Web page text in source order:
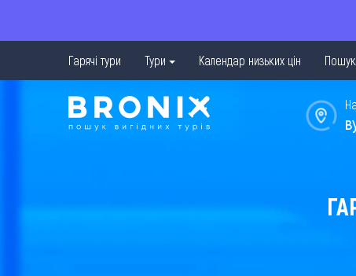
Гарячі тури Тури Календар низьких цін Пошук